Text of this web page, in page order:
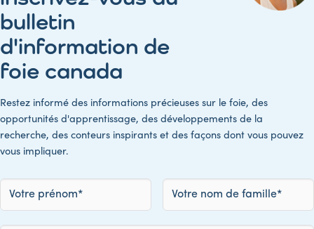
bulletin
d'information de
foie canada
Restez informé des informations précieuses sur le foie, des
opportunités d'apprentissage, des développements de la
recherche, des conteurs inspirants et des façons dont vous pouvez
vous impliquer.